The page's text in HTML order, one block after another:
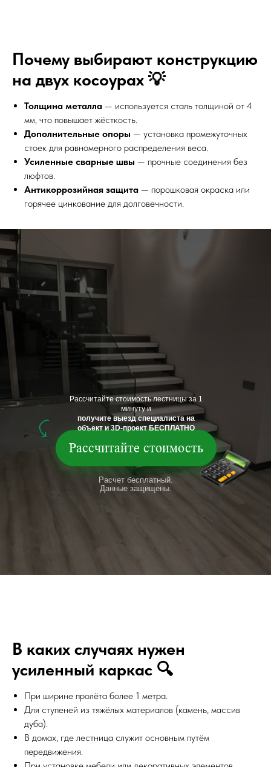
Почему выбирают конструкцию
на двух косоурах 💡
Толщина металла — используется сталь толщиной от 4
мм, что повышает жёсткость.
Дополнительные опоры — установка промежуточных
стоек для равномерного распределения веса.
Усиленные сварные швы — прочные соединения без
люфтов.
Антикоррозийная защита — порошковая окраска или
горячее цинкование для долговечности.
Рассчитайте стоимость
Расчет бесплатный.
Данные защищены.
Рассчитайте стоимость лестницы за 1
минуту и
получите выезд специалиста на
объект и 3D-проект БЕСПЛАТНО
В каких случаях нужен
усиленный каркас 🔍
При ширине пролёта более 1 метра.
Для ступеней из тяжёлых материалов (камень, массив
дуба).
В домах, где лестница служит основным путём
передвижения.